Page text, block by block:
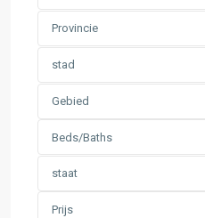
Provincie
stad
Gebied
Beds/Baths
staat
Prijs